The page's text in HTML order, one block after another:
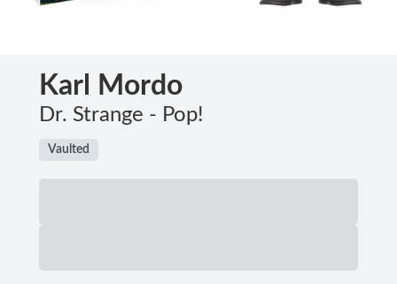
Karl Mordo
Dr. Strange - Pop!
Vaulted